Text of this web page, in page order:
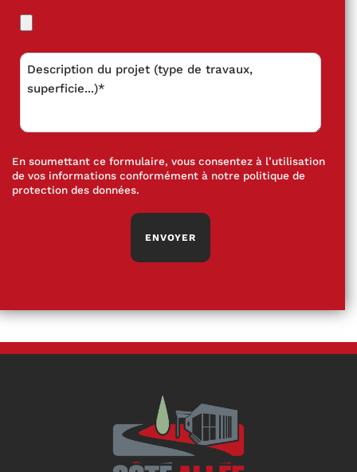
En soumettant ce formulaire, vous consentez à l’utilisation
de vos informations conformément à notre politique de
protection des données.